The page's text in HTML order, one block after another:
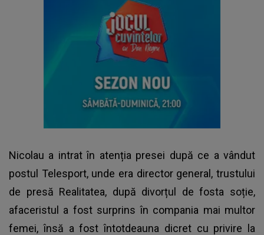
Nicolau a intrat în atenția presei după ce a vândut
postul Telesport, unde era director general, trustului
de presă Realitatea, după divorțul de fosta soție,
afaceristul a fost surprins în compania mai multor
femei, însă a fost întotdeauna dicret cu privire la